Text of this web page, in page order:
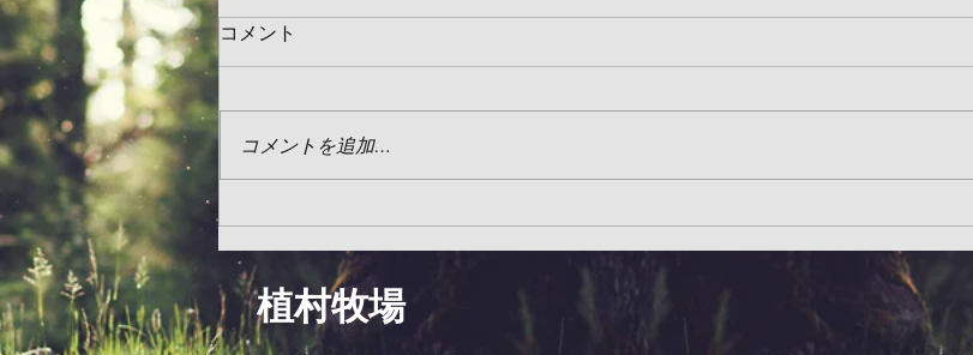
コメント
コメントを追加…
​植村牧場